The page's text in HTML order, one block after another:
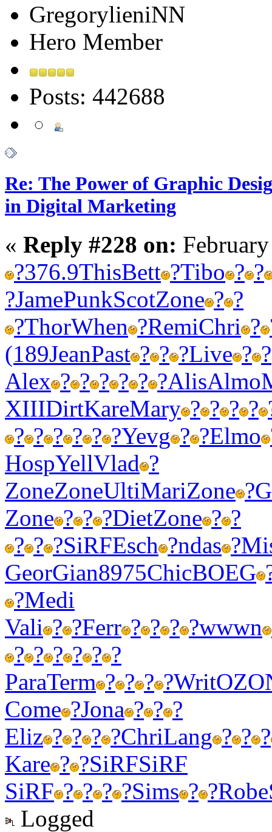
GregorylieniNN
Hero Member
Posts: 442688
Re: The Power of Graphic
in Digital Marketing
« Reply #228 on:
?376.9ThisBett ?Tibo ? ?
?JamePunkScotZone ? ?
?ThorWhen ?RemiChri ?
(189JeanPast ? ? ?Live ? ?
Alex ? ? ? ? ? ?AlisAlmo
XIIIDirtKareMary ? ? ? ?
? ? ? ? ? ?Yevg ? ?Elmo
HospYellVlad ?
ZoneZoneUltiMariZone ?
Zone ? ? ?DietZone ? ?
? ? ?SiRFEsch ?ndas ?
GeorGian8975ChicBOEG
?Medi
Vali ? ?Ferr ? ? ? ?wwwn
? ? ? ? ? ?
ParaTerm ? ? ? ?Writ
Come ?Jona ? ? ?
Eliz ? ? ? ?ChriLang ? ? ?
Kare ? ?SiRFSiRF
SiRF ? ? ? ?Sims ? ?Robe
Logged